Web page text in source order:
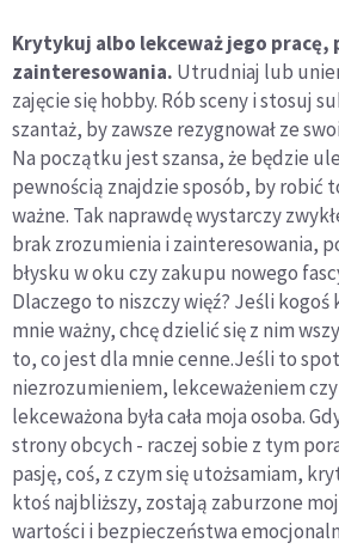
Krytykuj albo lekceważ jego pracę,
zainteresowania. Utrudniaj lub
zajęcie się hobby. Rób sceny i stosuj
szantaż, by zawsze rezygnował ze
Na początku jest szansa, że będzie
pewnością znajdzie sposób, by robić
ważne. Tak naprawdę wystarczy
brak zrozumienia i zainteresowania,
błysku w oku czy zakupu nowego
Dlaczego to niszczy więź? Jeśli
mnie ważny, chcę dzielić się z nim
to, co jest dla mnie cenne.Jeśli to
niezrozumieniem, lekceważeniem
lekceważona była cała moja osoba.
strony obcych - raczej sobie z tym
pasję, coś, z czym się utożsamiam,
ktoś najbliższy, zostają zaburzone
wartości i bezpieczeństwa